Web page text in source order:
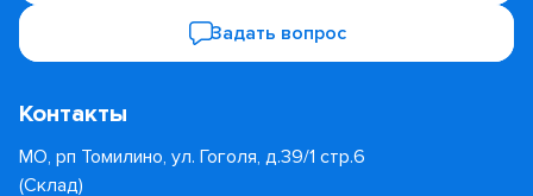
Задать вопрос
Контакты
МО, рп Томилино, ул. Гоголя, д.39/1 стр.6
(Склад)